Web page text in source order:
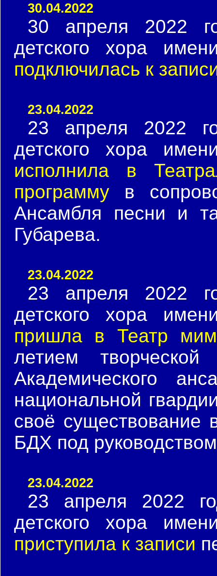
30.04.2022
30 апреля 2022
детского хора
подключилась к
23.04.2022
23 апреля 2022
детского хора
исполнила в
программу в
Ансамбля песни и
Губарева.
23.04.2022
23 апреля 2022
детского хора
пришла в Театр
летием
Академического
национальной
своё существование
БДХ под
23.04.2022
23 апреля 2022
детского хора
приступила к записи